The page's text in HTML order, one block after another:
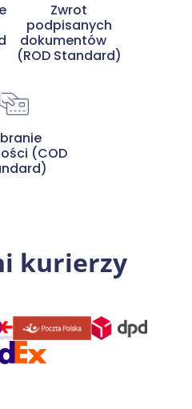
Zwrot
podpisanych
dokumentów
(ROD Standard)
(COD
kurierzy